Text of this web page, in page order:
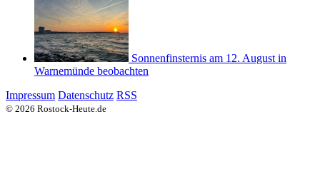
Sonnenfinsternis am 12. August in
Warnemünde beobachten
Impressum Datenschutz RSS
© 2026 Rostock-Heute.de